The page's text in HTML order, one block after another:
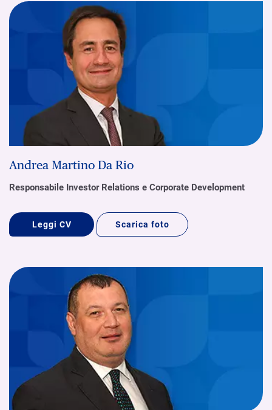
Andrea Martino Da Rio
Responsabile Investor Relations e Corporate Development
Leggi CV Scarica foto